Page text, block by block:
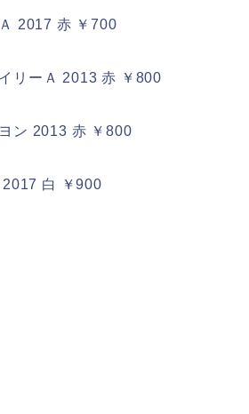
2017 赤 ￥700
リーＡ 2013 赤 ￥800
ン 2013 赤 ￥800
白 ￥900